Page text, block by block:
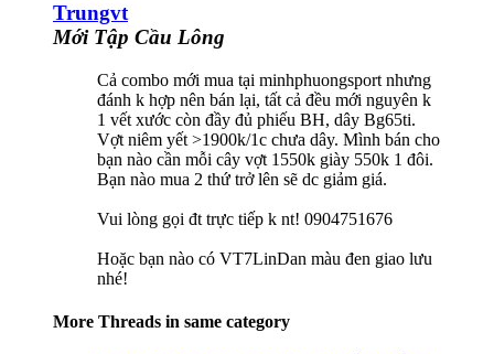
Trungvt
Mới Tập Cầu Lông
Cả combo mới mua tại minhphuongsport nhưng
đánh k hợp nên bán lại, tất cả đều mới nguyên k
1 vết xước còn đầy đủ phiếu BH, dây Bg65ti.
Vợt niêm yết >1900k/1c chưa dây. Mình bán cho
bạn nào cần mỗi cây vợt 1550k giày 550k 1 đôi.
Bạn nào mua 2 thứ trở lên sẽ dc giảm giá.
Vui lòng gọi đt trực tiếp k nt! 0904751676
Hoặc bạn nào có VT7LinDan màu đen giao lưu
nhé!
More Threads in same category